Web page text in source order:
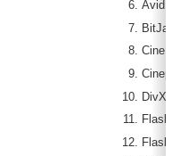
Avid
DivX
Flash